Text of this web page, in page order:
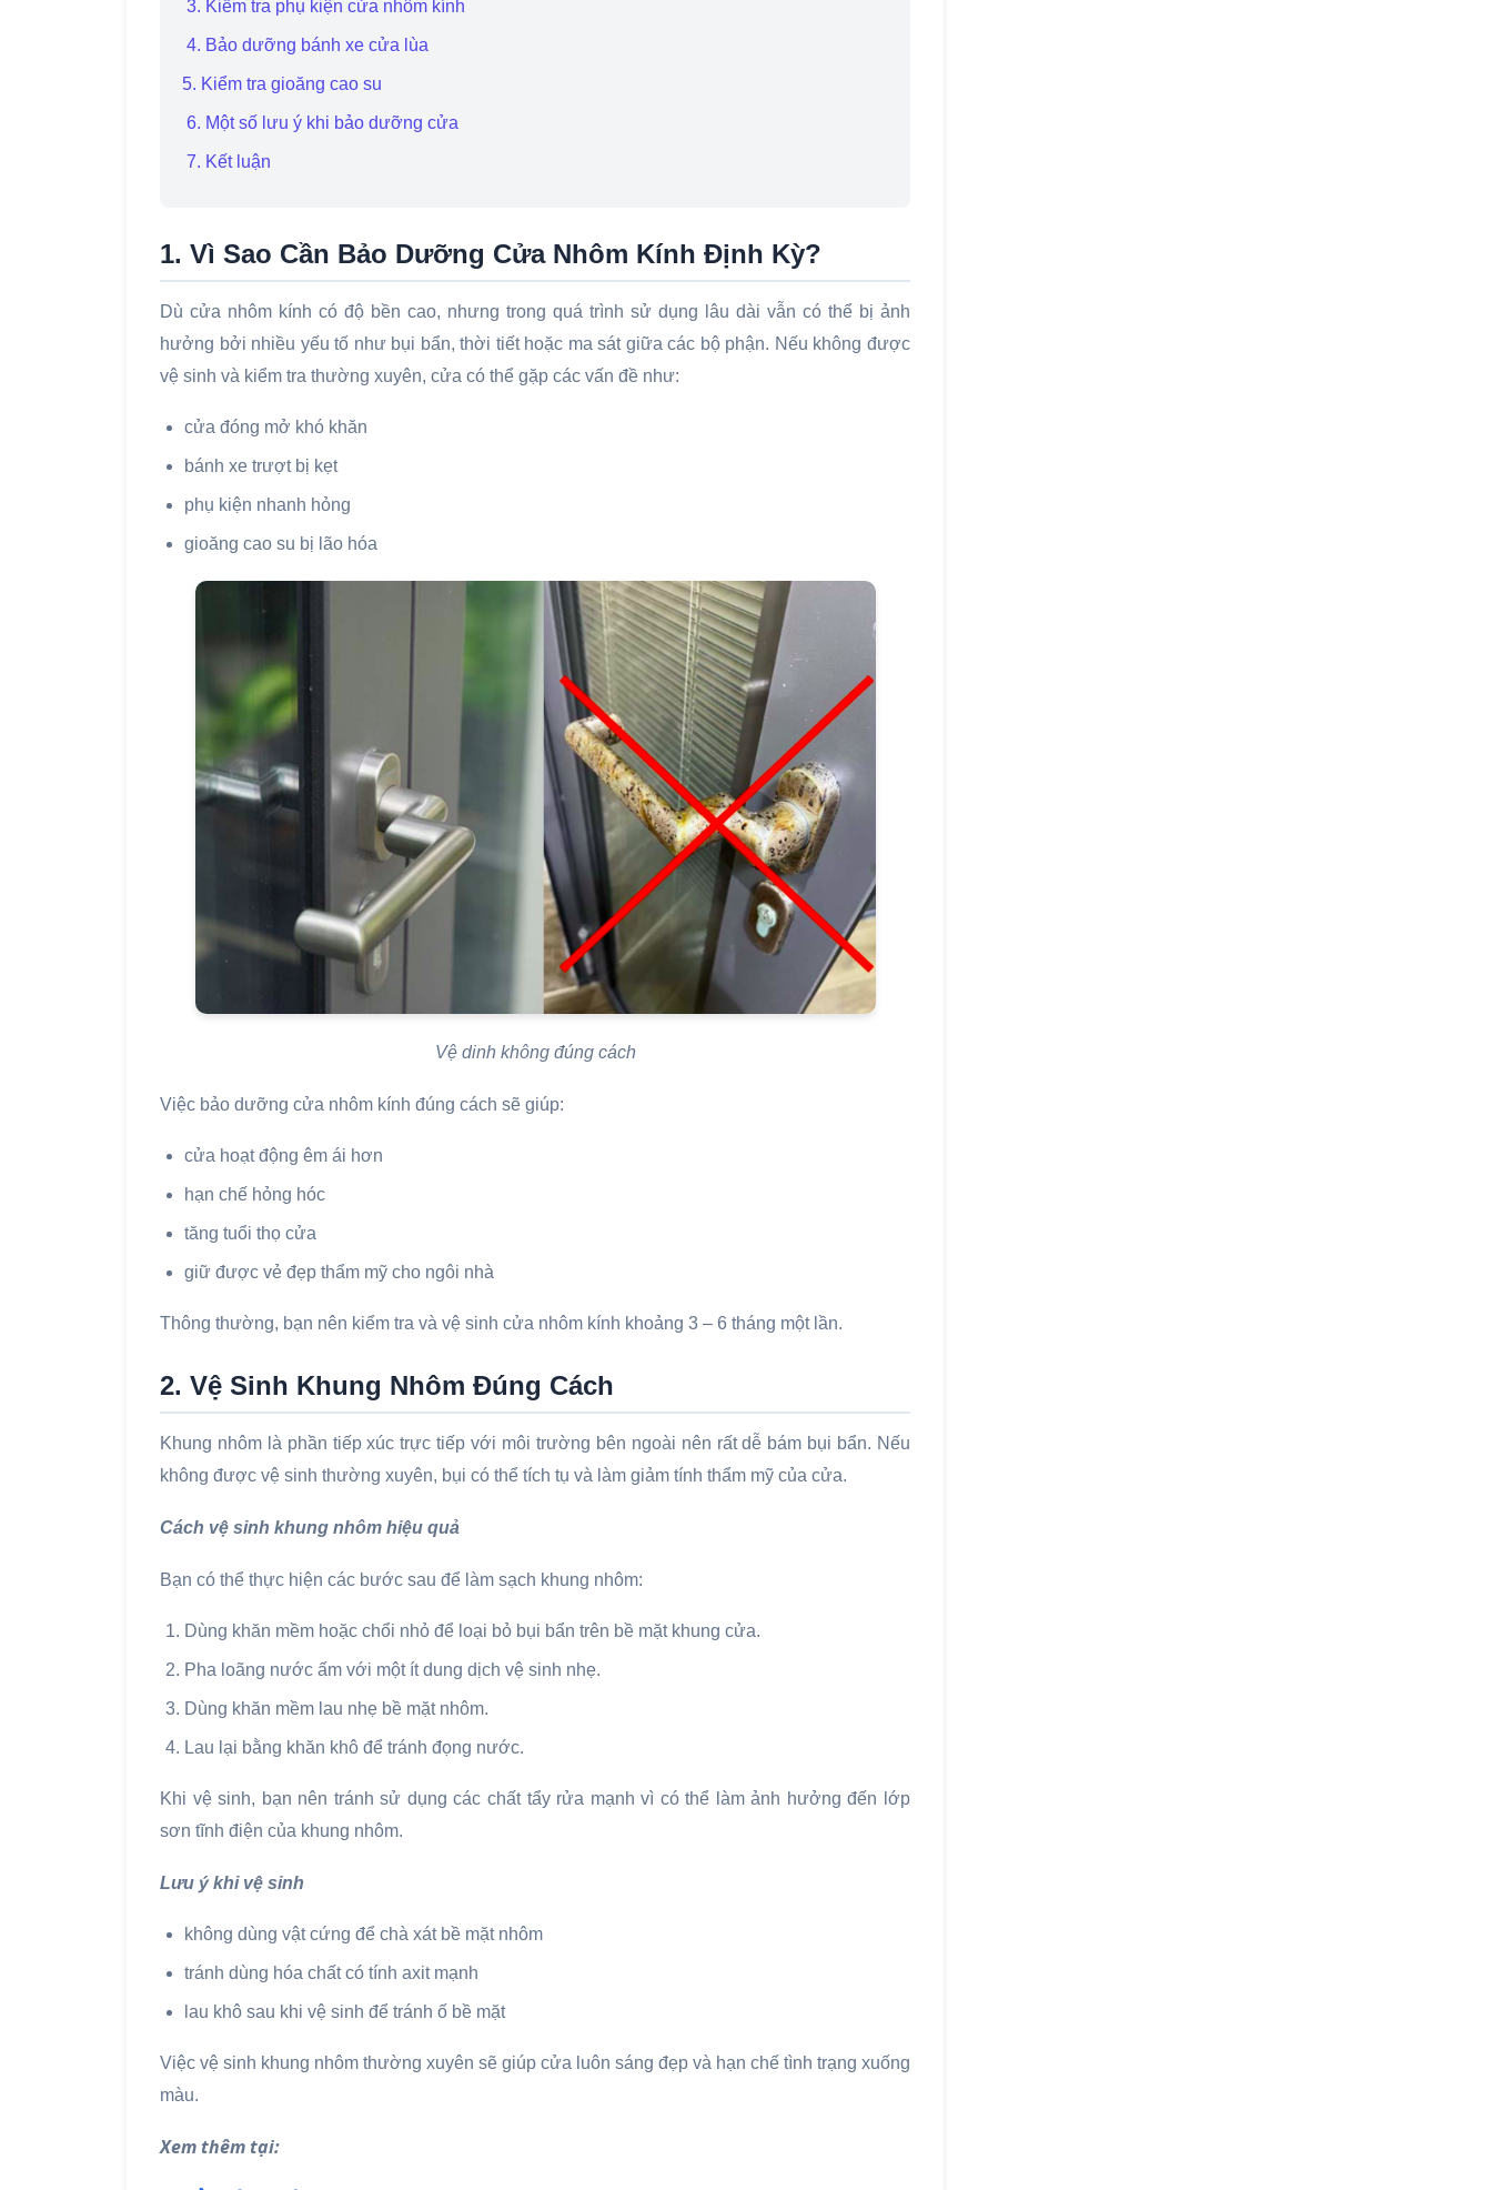
3. Kiểm tra phụ kiện cửa nhôm kính
4. Bảo dưỡng bánh xe cửa lùa
5. Kiểm tra gioăng cao su
6. Một số lưu ý khi bảo dưỡng cửa
7. Kết luận
1. Vì Sao Cần Bảo Dưỡng Cửa Nhôm Kính Định Kỳ?
Dù cửa nhôm kính có độ bền cao, nhưng trong quá trình sử dụng lâu dài vẫn có thể bị ảnh
hưởng bởi nhiều yếu tố như bụi bẩn, thời tiết hoặc ma sát giữa các bộ phận. Nếu không được
vệ sinh và kiểm tra thường xuyên, cửa có thể gặp các vấn đề như:
cửa đóng mở khó khăn
bánh xe trượt bị kẹt
phụ kiện nhanh hỏng
gioăng cao su bị lão hóa
Vệ dinh không đúng cách
Việc bảo dưỡng cửa nhôm kính đúng cách sẽ giúp:
cửa hoạt động êm ái hơn
hạn chế hỏng hóc
tăng tuổi thọ cửa
giữ được vẻ đẹp thẩm mỹ cho ngôi nhà
Thông thường, bạn nên kiểm tra và vệ sinh cửa nhôm kính khoảng 3 – 6 tháng một lần.
2. Vệ Sinh Khung Nhôm Đúng Cách
Khung nhôm là phần tiếp xúc trực tiếp với môi trường bên ngoài nên rất dễ bám bụi bẩn. Nếu
không được vệ sinh thường xuyên, bụi có thể tích tụ và làm giảm tính thẩm mỹ của cửa.
Cách vệ sinh khung nhôm hiệu quả
Bạn có thể thực hiện các bước sau để làm sạch khung nhôm:
Dùng khăn mềm hoặc chổi nhỏ để loại bỏ bụi bẩn trên bề mặt khung cửa.
Pha loãng nước ấm với một ít dung dịch vệ sinh nhẹ.
Dùng khăn mềm lau nhẹ bề mặt nhôm.
Lau lại bằng khăn khô để tránh đọng nước.
Khi vệ sinh, bạn nên tránh sử dụng các chất tẩy rửa mạnh vì có thể làm ảnh hưởng đến lớp
sơn tĩnh điện của khung nhôm.
Lưu ý khi vệ sinh
không dùng vật cứng để chà xát bề mặt nhôm
tránh dùng hóa chất có tính axit mạnh
lau khô sau khi vệ sinh để tránh ố bề mặt
Việc vệ sinh khung nhôm thường xuyên sẽ giúp cửa luôn sáng đẹp và hạn chế tình trạng xuống
màu.
Xem thêm tại: